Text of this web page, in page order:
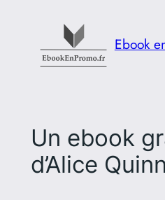
contenu
Ebook
Un ebook
d’Alice Quinn